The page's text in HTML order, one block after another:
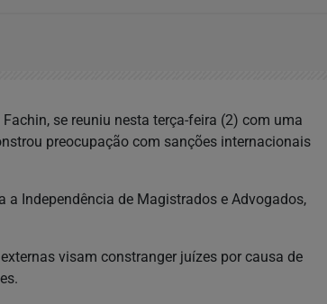
se reuniu nesta terça-feira (2) com uma
preocupação com sanções internacionais
a Independência de Magistrados e Advogados,
visam constranger juízes por causa de